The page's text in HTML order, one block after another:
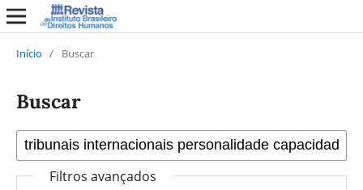
Início / Buscar
Buscar
Filtros avançados